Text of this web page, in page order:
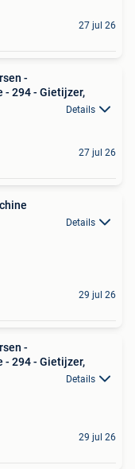
27 jul 26
-
- 294 - Gietijzer,
Details
27 jul 26
Details
29 jul 26
-
- 294 - Gietijzer,
Details
29 jul 26